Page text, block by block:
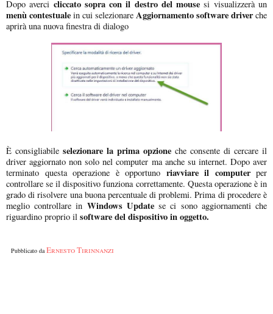
Dopo averci cliccato sopra con il destro del mouse si visualizzerà un
menù contestuale in cui selezionare Aggiornamento software driverche
aprirà una nuova finestra di dialogo
È consigliabile selezionare la prima opzione che consente di cercare il
driver aggiornato non solo nel computer ma anche su internet. Dopo aver
terminato questa operazione è opportuno riavviare il computerper
controllare se il dispositivo funziona correttamente. Questa operazione è in
grado di risolvere una buona percentuale di problemi. Prima di procedere è
meglio controllare in Windows Updatese ci sono aggiornamenti che
riguardino proprio il software del dispositivo in oggetto.
Pubblicato daErnesto Tirinnanzi